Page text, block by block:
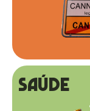
SAÚDE